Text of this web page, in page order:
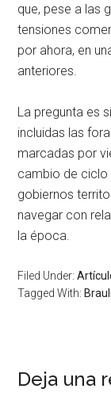
que, pese a las
tensiones
por ahora, en
anteriores.
La pregunta es
incluidas las
marcadas por
cambio de ciclo
gobiernos
navegar con
la época.
Filed Under:
Tagged With:
Deja una